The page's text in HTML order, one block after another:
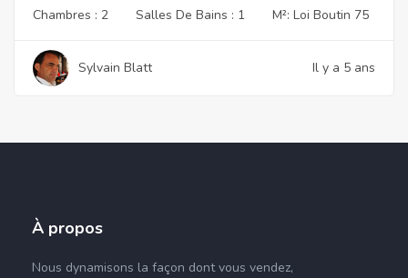
Chambres : 2 Salles De Bains : 1 M²: Loi Boutin 75
Sylvain Blatt Il y a 5 ans
À propos
Nous dynamisons la façon dont vous vendez,